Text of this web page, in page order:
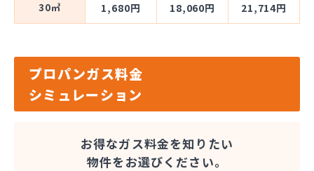
30㎥ 1,680円 18,060円 21,714円
プロパンガス料金
シミュレーション
お得なガス料金を知りたい
物件をお選びください。